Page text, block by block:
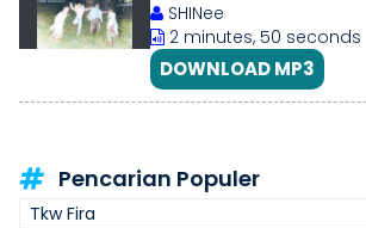
SHINee
2 minutes, 50 seconds
DOWNLOAD MP3
Pencarian Populer
Tkw Fira